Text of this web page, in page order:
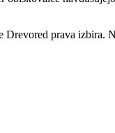
Drevored prava